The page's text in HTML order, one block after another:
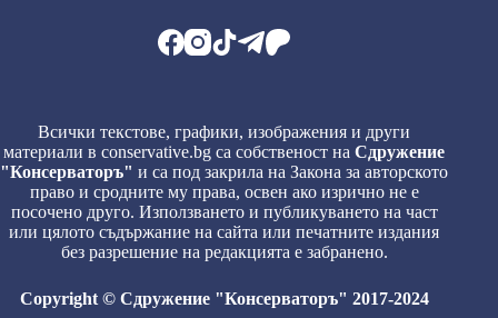
Всички текстове, графики, изображения и други
материали в conservative.bg са собственост наСдружение
"Консерваторъ" и са под закрила на Закона за авторското
право и сродните му права, освен ако изрично не е
посочено друго. Използването и публикуването на част
или цялото съдържание на сайта или печатните издания
без разрешение на редакцията е забранено.
Copyright © Сдружение "Консерваторъ" 2017-2024